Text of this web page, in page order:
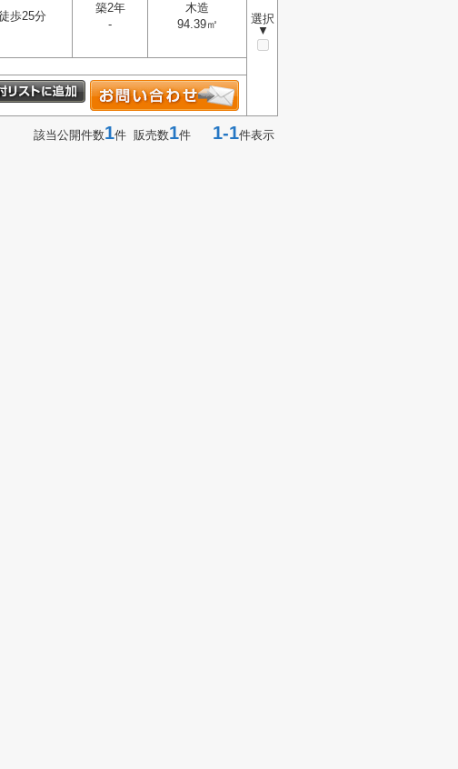
選択
▼
歩25分
築2年
-
木造
94.39㎡
該当公開件数1件 販売数1件 1-1件表示